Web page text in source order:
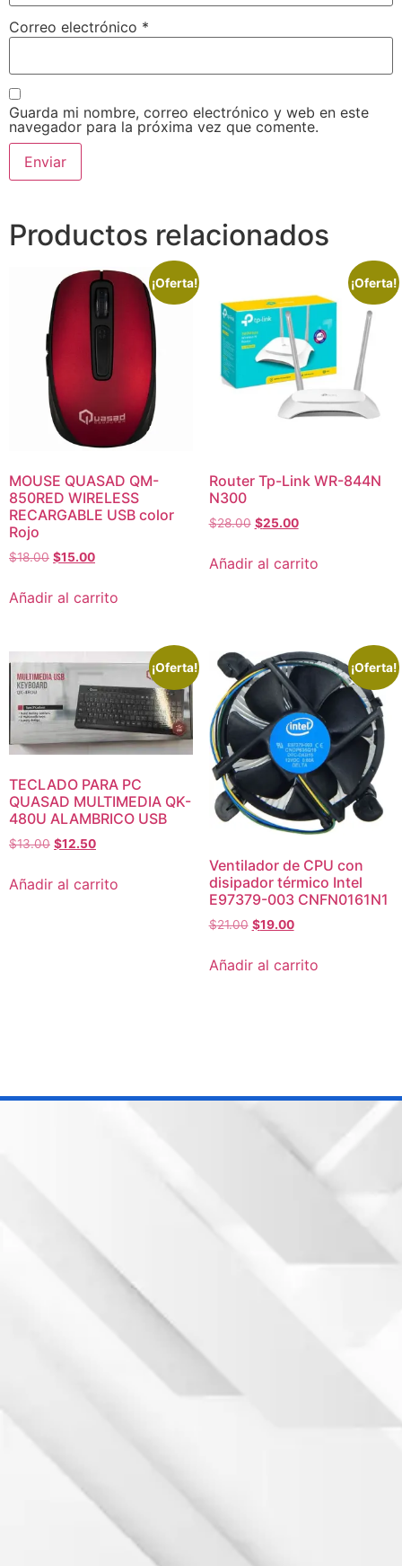
Correo electrónico *
Guarda mi nombre, correo electrónico y web en este
navegador para la próxima vez que comente.
Productos relacionados
¡Oferta!
MOUSE QUASAD QM-
850RED WIRELESS
RECARGABLE USB color
Rojo
$18.00 $15.00
Añadir al carrito
¡Oferta!
Router Tp-Link WR-844N
N300
$28.00 $25.00
Añadir al carrito
¡Oferta!
TECLADO PARA PC
QUASAD MULTIMEDIA QK-
480U ALAMBRICO USB
$13.00 $12.50
Añadir al carrito
¡Oferta!
Ventilador de CPU con
disipador térmico Intel
E97379-003 CNFN0161N1
$21.00 $19.00
Añadir al carrito